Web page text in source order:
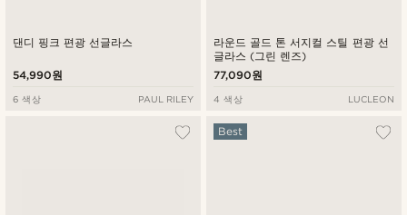
댄디 핑크 편광 선글라스
54,990원
6 색상 PAUL RILEY
라운드 골드 톤 서지컬 스틸 편광 선
글라스 (그린 렌즈)
77,090원
4 색상 LUCLEON
Best